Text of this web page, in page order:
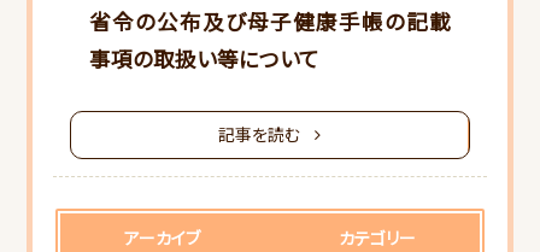
省令の公布及び母子健康手帳の記載
事項の取扱い等について
記事を読む
アーカイブ
カテゴリー